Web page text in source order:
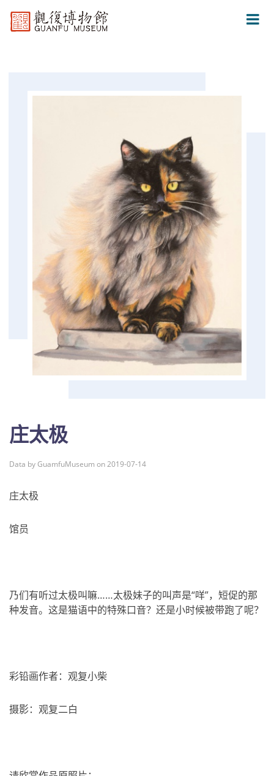
庄太极
Data by GuamfuMuseum on 2019-07-14
庄太极
馆员
乃们有听过太极叫嘛……太极妹子的叫声是“咩”，短促的那
种发音。这是猫语中的特殊口音？还是小时候被带跑了呢？
彩铅画作者：观复小柴
摄影：观复二白